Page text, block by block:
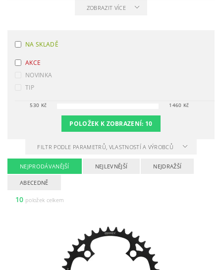
ZOBRAZIT VÍCE
NA SKLADĚ
AKCE
NOVINKA
TIP
530 Kč 1460 Kč
POLOŽEK K ZOBRAZENÍ: 10
FILTR PODLE PARAMETRŮ, VLASTNOSTÍ A VÝROBCŮ
NEJPRODÁVANĚJŠÍ NEJLEVNĚJŠÍ NEJDRAŽŠÍ
ABECEDNĚ
10 položek celkem